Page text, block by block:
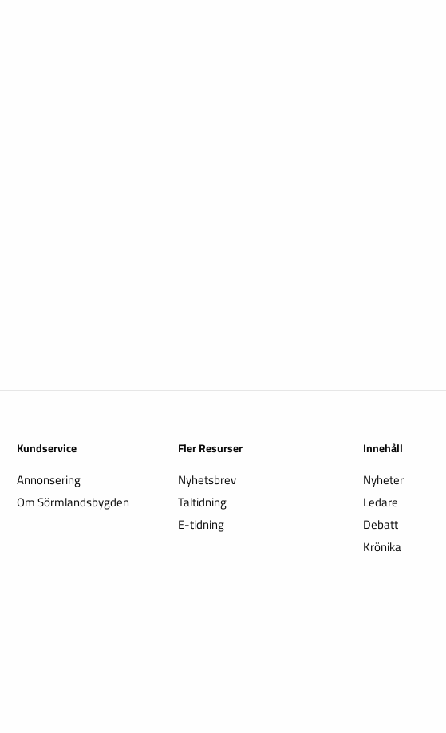
Kundservice
Annonsering
Om Sörmlandsbygden
Fler Resurser
Nyhetsbrev
Taltidning
E-tidning
Innehåll
Nyheter
Ledare
Debatt
Krönika